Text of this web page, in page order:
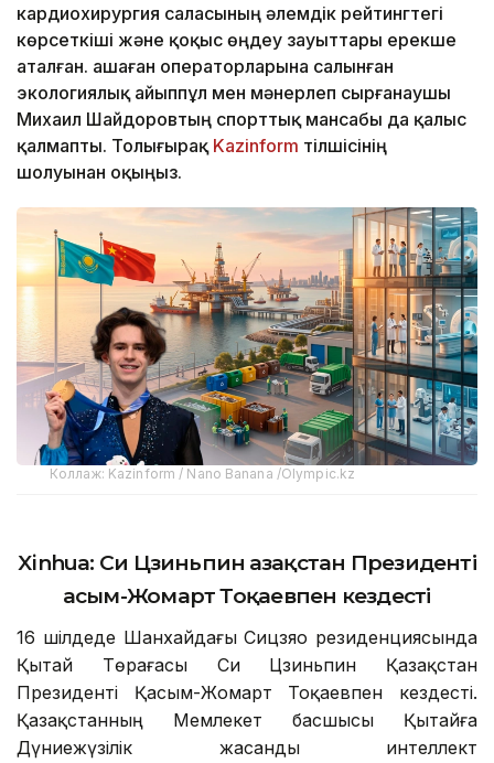
кардиохирургия саласының әлемдік рейтингтегі
көрсеткіші және қоқыс өңдеу зауыттары ерекше
аталған. Қашаған операторларына салынған
экологиялық айыппұл мен мәнерлеп сырғанаушы
Михаил Шайдоровтың спорттық мансабы да қалыс
қалмапты. Толығырақ Kazinform тілшісінің
шолуынан оқыңыз.
Коллаж: Kazinform / Nano Banana /Olympic.kz
Xinhua: Си Цзиньпин Қазақстан Президенті
Қасым-Жомарт Тоқаевпен кездесті
16 шілдеде Шанхайдағы Сицзяо резиденциясында
Қытай Төрағасы Си Цзиньпин Қазақстан
Президенті Қасым-Жомарт Тоқаевпен кездесті.
Қазақстанның Мемлекет басшысы Қытайға
Дүниежүзілік жасанды интеллект